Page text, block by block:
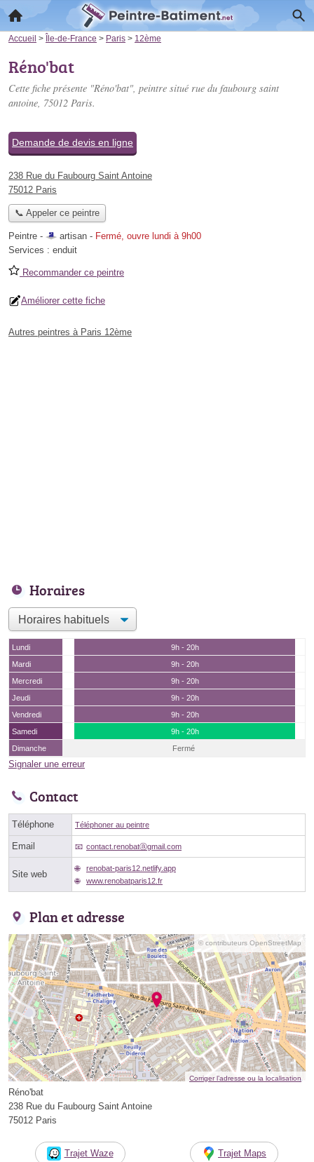
Accueil > Île-de-France > Paris > 12ème
Réno'bat
Cette fiche présente "Réno'bat", peintre situé rue du faubourg saint
antoine, 75012 Paris.
Demande de devis en ligne
238 Rue du Faubourg Saint Antoine
75012 Paris
📞 Appeler ce peintre
Peintre - artisan - Fermé, ouvre lundi à 9h00
Services : enduit
Recommander ce peintre
Améliorer cette fiche
Autres peintres à Paris 12ème
Horaires
Lundi
9h - 20h
Mardi
9h - 20h
Mercredi
9h - 20h
Jeudi
9h - 20h
Vendredi
9h - 20h
Samedi
9h - 20h
Dimanche
Fermé
Signaler une erreur
Contact
Téléphone Téléphoner au peintre
Email contact.renobatⓐgmail.com
Site web
renobat-paris12.netlify.app
www.renobatparis12.fr
Plan et adresse
© contributeurs OpenStreetMap
Corriger l’adresse ou la localisation
Réno'bat
238 Rue du Faubourg Saint Antoine
75012 Paris
Trajet Waze Trajet Maps